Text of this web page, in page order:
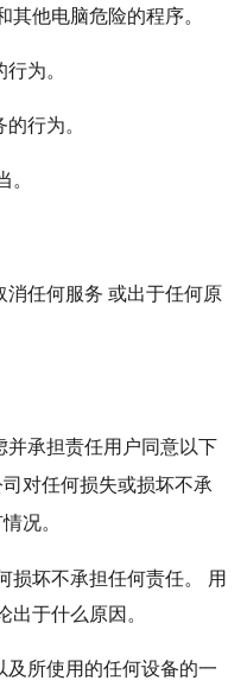
他电脑危险的程序。
为。
行为。
任何服务 或出于任何原
承担责任用户同意以下
对任何损失或损坏不承
况。
损坏不承担任何责任。 用
于什么原因。
所使用的任何设备的一